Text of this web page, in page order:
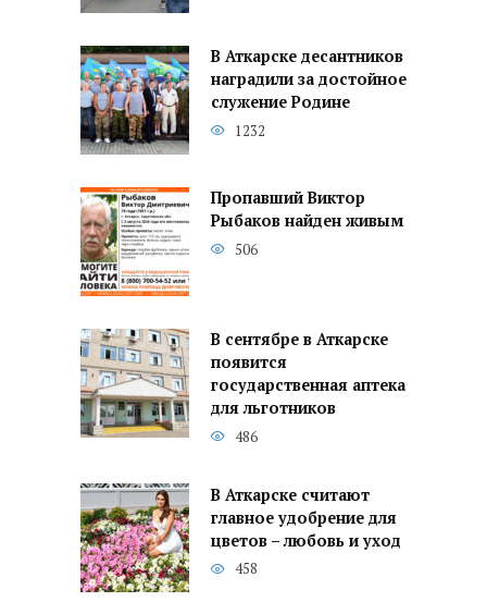
В Аткарске десантников
наградили за достойное
служение Родине
1232
Пропавший Виктор
Рыбаков найден живым
506
В сентябре в Аткарске
появится
государственная аптека
для льготников
486
В Аткарске считают
главное удобрение для
цветов – любовь и уход
458